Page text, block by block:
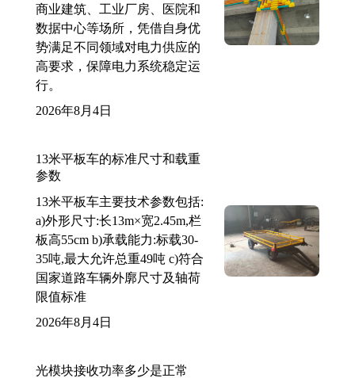
商业建筑、工业厂房、医院和
数据中心等场所，凭借自身优
势满足不同领域对电力供应的
高要求，保障电力系统稳定运
行。
2026年8月4日
13米平板车的标准尺寸和载重
参数
13米平板车主要技术参数包括:
a)外形尺寸:长13m×宽2.45m,栏
板高55cm b)承载能力:标载30-
35吨,最大允许总重49吨 c)符合
国家道路车辆外廓尺寸及轴荷
限值标准
2026年8月4日
光模块接收功率多少是正常